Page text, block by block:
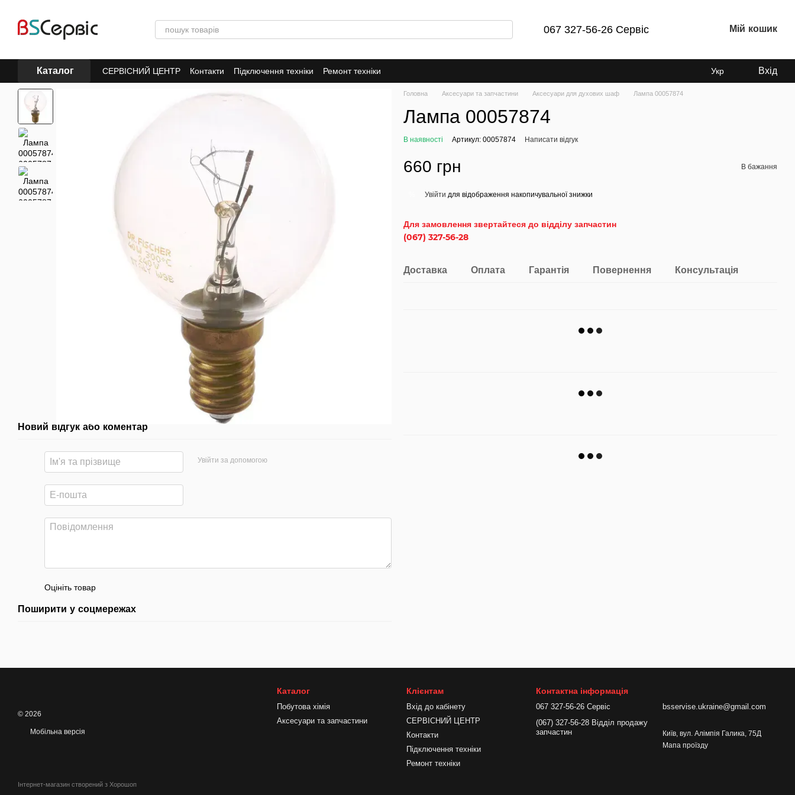
067 327-56-26 Сервіс Мій кошик
Каталог СЕРВІСНИЙ ЦЕНТР Контакти Підключення техніки Ремонт техніки Укр Вхід
Новий відгук або коментар
Увійти за допомогою
Оцініть товар
Поширити у соцмережах
Головна Аксесуари та запчастини Аксесуари для духових шаф Лампа 00057874
Лампа 00057874
В наявності Артикул: 00057874 Написати відгук
660 грн В бажання
Увійти для відображення накопичувальної знижки
Для замовлення звертайтеся до відділу запчастин
(067) 327-56-28
Доставка Оплата Гарантія Повернення Консультація
© 2026
Мобільна версія
Інтернет-магазин створений з Хорошоп
Каталог
Побутова хімія
Аксесуари та запчастини
Клієнтам
Вхід до кабінету
СЕРВІСНИЙ ЦЕНТР
Контакти
Підключення техніки
Ремонт техніки
Контактна інформація
067 327-56-26 Сервіс
(067) 327-56-28 Відділ продажу
запчастин
bsservise.ukraine@gmail.com
Київ, вул. Алімпія Галика, 75Д
Мапа проїзду